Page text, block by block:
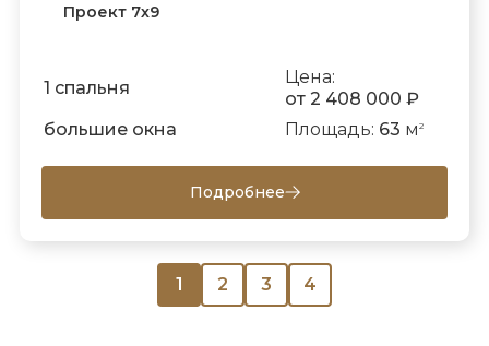
Проект 7х9
1 спальня
Цена:
от 2 408 000 ₽
большие окна
Площадь: 63 м 2
Подробнее
1 2 3 4